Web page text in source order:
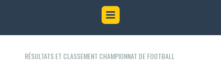
RÉSULTATS ET CLASSEMENT CHAMPIONNAT DE FOOTBALL